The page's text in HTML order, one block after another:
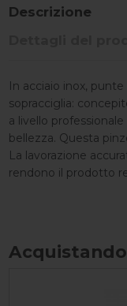
Descrizione
In acciaio inox,
sopracciglia:
a livello
bellezza. Questa
La lavorazione
rendono il prodotto